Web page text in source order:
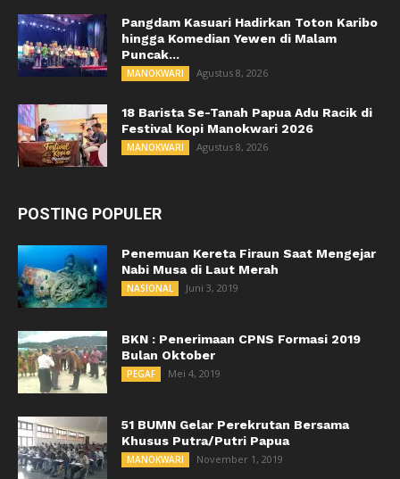
Pangdam Kasuari Hadirkan Toton Karibo
hingga Komedian Yewen di Malam
Puncak...
MANOKWARI Agustus 8, 2026
18 Barista Se-Tanah Papua Adu Racik di
Festival Kopi Manokwari 2026
MANOKWARI Agustus 8, 2026
POSTING POPULER
Penemuan Kereta Firaun Saat Mengejar
Nabi Musa di Laut Merah
NASIONAL Juni 3, 2019
BKN : Penerimaan CPNS Formasi 2019
Bulan Oktober
PEGAF Mei 4, 2019
51 BUMN Gelar Perekrutan Bersama
Khusus Putra/Putri Papua
MANOKWARI November 1, 2019